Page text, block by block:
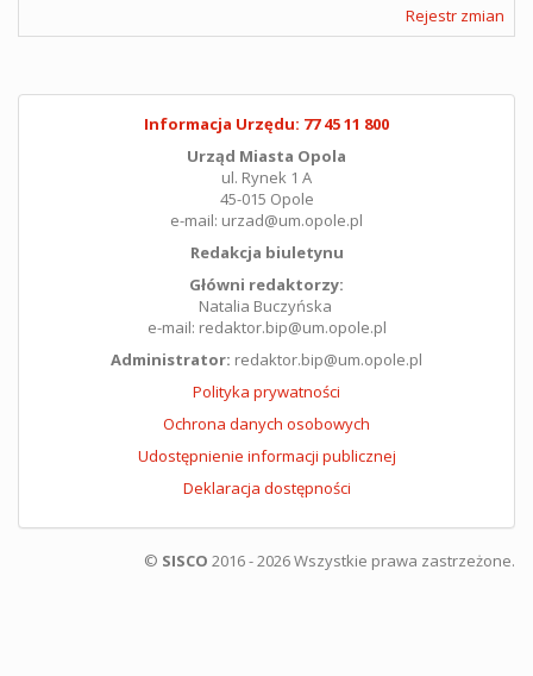
Rejestr zmian
Informacja Urzędu: 77 45 11 800
Urząd Miasta Opola
ul. Rynek 1 A
45-015 Opole
e-mail: urzad@um.opole.pl
Redakcja biuletynu
Główni redaktorzy:
Natalia Buczyńska
e-mail: redaktor.bip@um.opole.pl
Administrator: redaktor.bip@um.opole.pl
Polityka prywatności
Ochrona danych osobowych
Udostępnienie informacji publicznej
Deklaracja dostępności
© SISCO 2016 - 2026 Wszystkie prawa zastrzeżone.